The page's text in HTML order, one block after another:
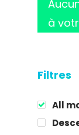
Hit
Filtres
All
à